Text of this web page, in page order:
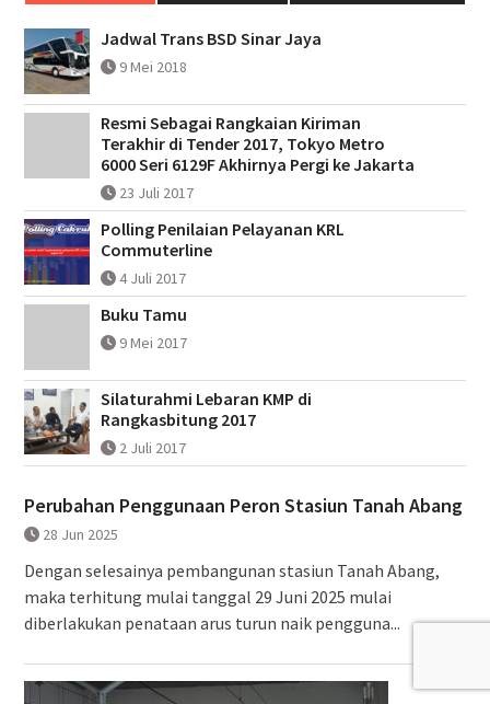
Jadwal Trans BSD Sinar Jaya
9 Mei 2018
Resmi Sebagai Rangkaian Kiriman
Terakhir di Tender 2017, Tokyo Metro
6000 Seri 6129F Akhirnya Pergi ke Jakarta
23 Juli 2017
Polling Penilaian Pelayanan KRL
Commuterline
4 Juli 2017
Buku Tamu
9 Mei 2017
Silaturahmi Lebaran KMP di
Rangkasbitung 2017
2 Juli 2017
Perubahan Penggunaan Peron Stasiun Tanah Abang
28 Jun 2025
Dengan selesainya pembangunan stasiun Tanah Abang,
maka terhitung mulai tanggal 29 Juni 2025 mulai
diberlakukan penataan arus turun naik pengguna...